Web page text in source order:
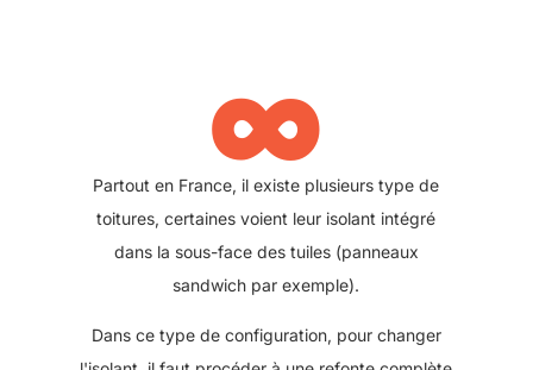
∞
L'isolation des combles est une de nos
spécialités. Nous dispersons de la ouate de
cellulose ou de la laine, on appelle ça l'isolation
par soufflage.